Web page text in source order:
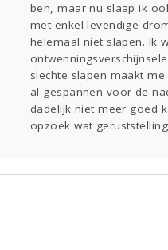
ben, maar nu slaap ik
met enkel levendige
helemaal niet slapen. Ik
slechte slapen maakt
al gespannen voor de
dadelijk niet meer goed
opzoek wat